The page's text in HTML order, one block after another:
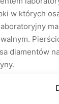
w których
diamentów